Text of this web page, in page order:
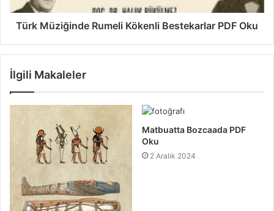
Türk Müziğinde Rumeli Kökenli Bestekarlar PDF Oku
İlgili Makaleler
Matbuatta Bozcaada PDF
Oku
2 Aralık 2024